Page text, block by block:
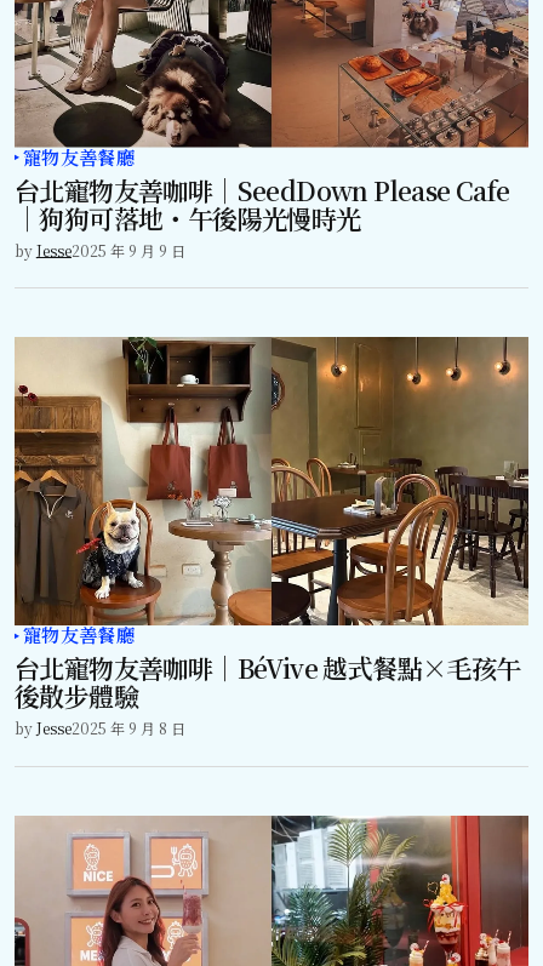
寵物友善餐廳
台北寵物友善咖啡｜SeedDown Please Cafe
｜狗狗可落地・午後陽光慢時光
byJesse2025 年 9 月 9 日
寵物友善餐廳
台北寵物友善咖啡｜BéVive 越式餐點×毛孩午
後散步體驗
byJesse2025 年 9 月 8 日